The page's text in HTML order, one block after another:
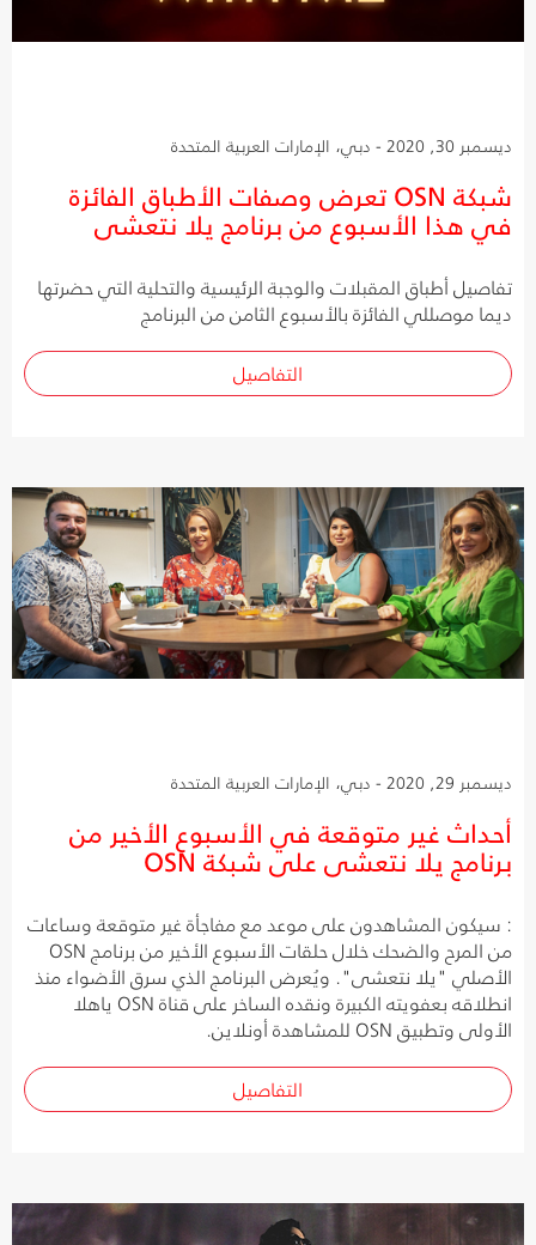
ديسمبر 30, 2020 - دبي، الإمارات العربية المتحدة
شبكة OSN تعرض وصفات الأطباق الفائزة
في هذا الأسبوع من برنامج يلا نتعشى
تفاصيل أطباق المقبلات والوجبة الرئيسية والتحلية التي حضرتها
ديما موصللي الفائزة بالأسبوع الثامن من البرنامج
التفاصيل
ديسمبر 29, 2020 - دبي، الإمارات العربية المتحدة
أحداث غير متوقعة في الأسبوع الأخير من
برنامج يلا نتعشى على شبكة OSN
: سيكون المشاهدون على موعد مع مفاجأة غير متوقعة وساعات
من المرح والضحك خلال حلقات الأسبوع الأخير من برنامج OSN
الأصلي "يلا نتعشى". ويُعرض البرنامج الذي سرق الأضواء منذ
انطلاقه بعفويته الكبيرة ونقده الساخر على قناة OSN ياهلا
الأولى وتطبيق OSN للمشاهدة أونلاين.
التفاصيل